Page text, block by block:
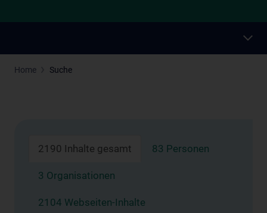
Home Suche
2190 Inhalte gesamt 83 Personen
3 Organisationen
2104 Webseiten-Inhalte